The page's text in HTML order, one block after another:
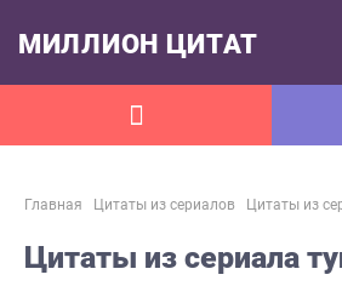
МИЛЛИОН ЦИТАТ
Главная Цитаты из сериалов Цитаты из
Цитаты из сериала